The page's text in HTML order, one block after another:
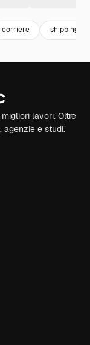
corriere shipping
lavori. Oltre
agenzie e studi.